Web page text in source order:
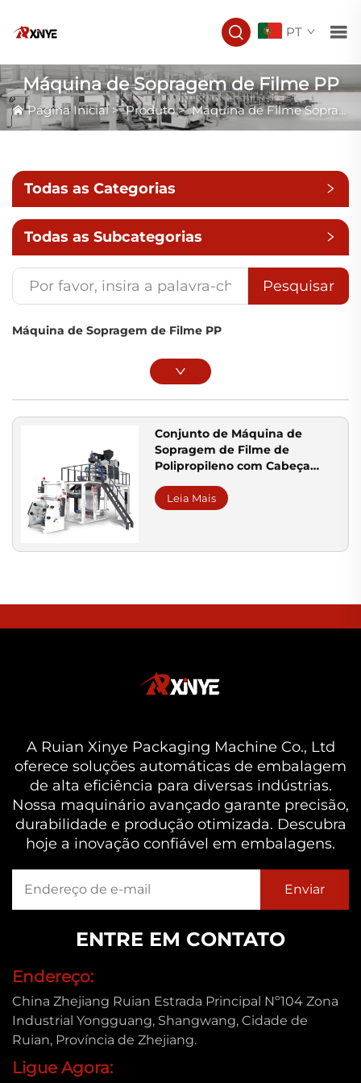
PT
Máquina de Sopragem de Filme PP
Página Inicial>Produto>Máquina de Filme Soprado
Todas as Categorias
Todas as Subcategorias
Pesquisar
Máquina de Sopragem de Filme PP
Conjunto de Máquina de
Sopragem de Filme de
Polipropileno com Cabeça
Leia Mais
A Ruian Xinye Packaging Machine Co., Ltd
oferece soluções automáticas de embalagem
de alta eficiência para diversas indústrias.
Nossa maquinário avançado garante precisão,
durabilidade e produção otimizada. Descubra
hoje a inovação confiável em embalagens.
ENTRE EM CONTATO
Endereço:
China Zhejiang Ruian Estrada Principal Nº104 Zona
Industrial Yongguang, Shangwang, Cidade de
Ruian, Província de Zhejiang.
Ligue Agora: